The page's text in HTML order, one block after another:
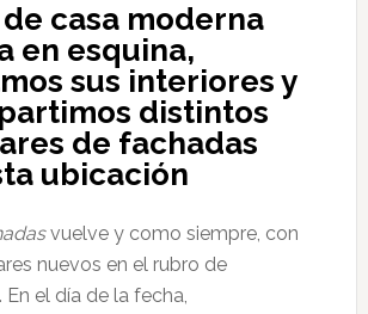
casa moderna
en esquina,
sus interiores y
distintos
de fachadas
ubicación
vuelve y como siempre, con
nuevos en el rubro de
En el día de la fecha,